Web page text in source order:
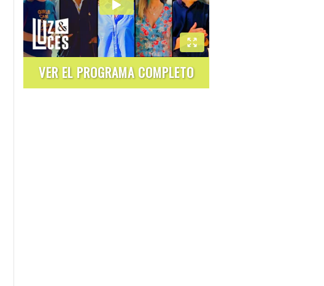
VER EL PROGRAMA COMPLETO